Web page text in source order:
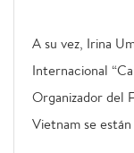
A su vez, Irina
Internacional
Organizador del
Vietnam se